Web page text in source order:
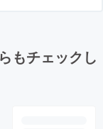
もチェックし